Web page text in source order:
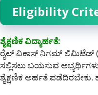
Eligibility
ಶೈಕ್ಷಣಿಕ ವಿದ್ಯಾರ್ಹತೆ:
ರೈಲ್ ವಿಕಾಸ್ ನಿಗಮ್ ಲಿಮಿಟೆಡ್
ಸಲ್ಲಿಸಲು ಬಯಸುವ
ಶೈಕ್ಷಣಿಕ ಅರ್ಹತೆ